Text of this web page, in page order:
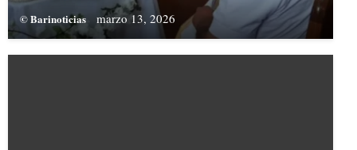
© Barinoticias marzo 13, 2026